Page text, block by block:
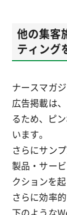
他の集客
ティング
ナースマガ
広告掲載は
るため、ピ
います。
さらにサン
製品・サー
クションを
さらに効率